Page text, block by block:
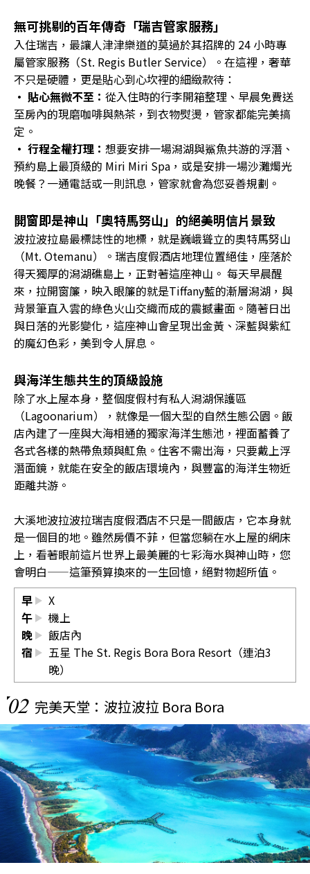
無可挑剔的百年傳奇「瑞吉管家服務」
入住瑞吉，最讓人津津樂道的莫過於其招牌的 24 小時專
屬管家服務（St. Regis Butler Service）。在這裡，奢華
不只是硬體，更是貼心到心坎裡的細緻款待：
• 貼心無微不至： 從入住時的行李開箱整理、早晨免費送
至房內的現磨咖啡與熱茶，到衣物熨燙，管家都能完美搞
定。
• 行程全權打理： 想要安排一場潟湖與鯊魚共游的浮潛、
預約島上最頂級的 Miri Miri Spa，或是安排一場沙灘燭光
晚餐？一通電話或一則訊息，管家就會為您妥善規劃。
開窗即是神山「奧特馬努山」的絕美明信片景致
波拉波拉島最標誌性的地標，就是巍峨聳立的奧特馬努山
（Mt. Otemanu）。瑞吉度假酒店地理位置絕佳，座落於
得天獨厚的潟湖礁島上，正對著這座神山。 每天早晨醒
來，拉開窗簾，映入眼簾的就是Tiffany藍的漸層潟湖，與
背景筆直入雲的綠色火山交織而成的震撼畫面。隨著日出
與日落的光影變化，這座神山會呈現出金黃、深藍與紫紅
的魔幻色彩，美到令人屏息。
與海洋生態共生的頂級設施
除了水上屋本身，整個度假村有私人潟湖保護區
（Lagoonarium），就像是一個大型的自然生態公園。飯
店內建了一座與大海相通的獨家海洋生態池，裡面蓄養了
各式各樣的熱帶魚類與魟魚。住客不需出海，只要戴上浮
潛面鏡，就能在安全的飯店環境內，與豐富的海洋生物近
距離共游。
大溪地波拉波拉瑞吉度假酒店不只是一間飯店，它本身就
是一個目的地。雖然房價不菲，但當您躺在水上屋的網床
上，看著眼前這片世界上最美麗的七彩海水與神山時，您
會明白——這筆預算換來的一生回憶，絕對物超所值。
早
X
午
機上
晚
飯店內
宿
五星 The St. Regis Bora Bora Resort（連泊3
晚）
02 完美天堂：波拉波拉 Bora Bora